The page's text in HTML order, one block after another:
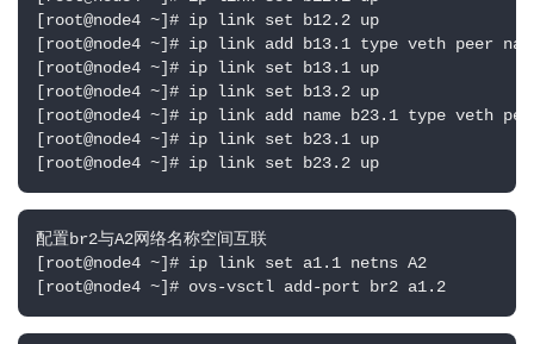
[root@node4 ~]# ip link set b12.2 up
[root@node4 ~]# ip link add b13.1 type veth peer
[root@node4 ~]# ip link set b13.1 up
[root@node4 ~]# ip link set b13.2 up
[root@node4 ~]# ip link add name b23.1 type veth
[root@node4 ~]# ip link set b23.1 up
[root@node4 ~]# ip link set b23.2 up
配置br2与A2网络名称空间互联
[root@node4 ~]# ip link set a1.1 netns A2
[root@node4 ~]# ovs-vsctl add-port br2 a1.2